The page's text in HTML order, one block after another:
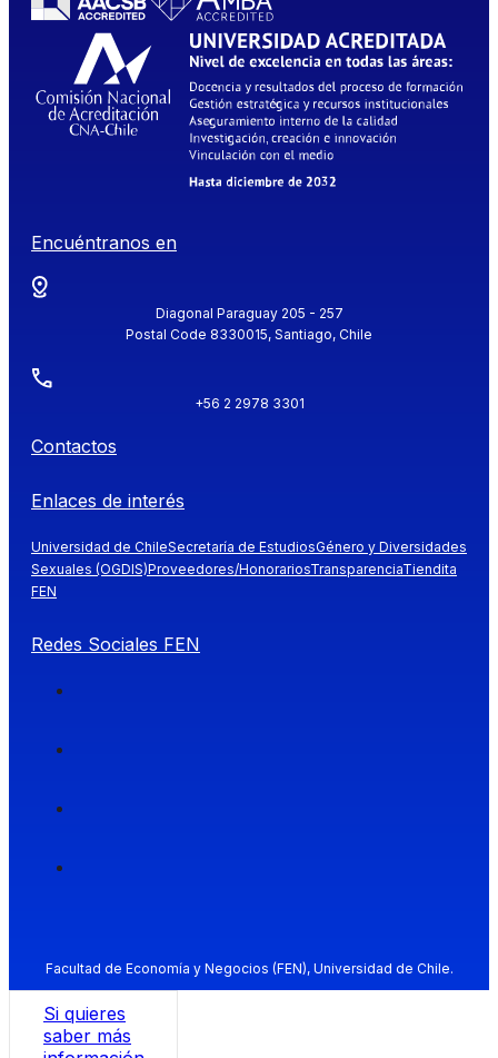
Encuéntranos en
Diagonal Paraguay 205 - 257
Postal Code 8330015, Santiago, Chile
+56 2 2978 3301
Contactos
Enlaces de interés
Universidad de ChileSecretaría de EstudiosGénero y Diversidades
Sexuales (OGDIS)Proveedores/HonorariosTransparenciaTiendita
FEN
Redes Sociales FEN
Facultad de Economía y Negocios (FEN), Universidad de Chile.
Si quieres
saber más